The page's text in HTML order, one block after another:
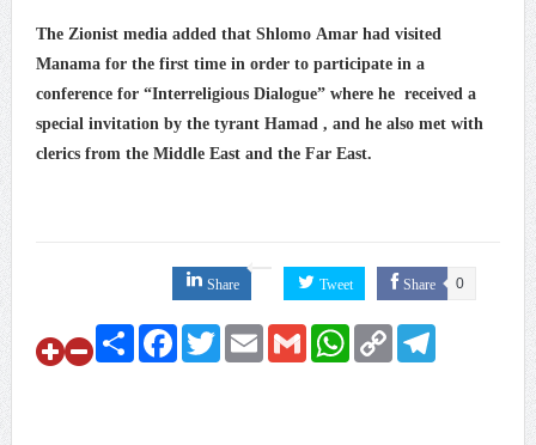
The Zionist media added that Shlomo Amar had visited
Manama for the first time in order to participate in a
conference for “Interreligious Dialogue” where he received a
special invitation by the tyrant Hamad , and he also met with
clerics from the Middle East and the Far East.
Share 0
Tweet
Share
Share FacebookTwitterEmailGmailWhatsApp
Copy
Link